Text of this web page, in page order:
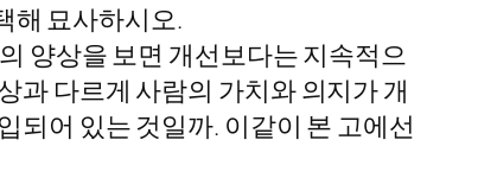
해 묘사하시오.
양상을 보면 개선보다는 지속적으
과 다르게 사람의 가치와 의지가 개
되어 있는 것일까. 이같이 본 고에선